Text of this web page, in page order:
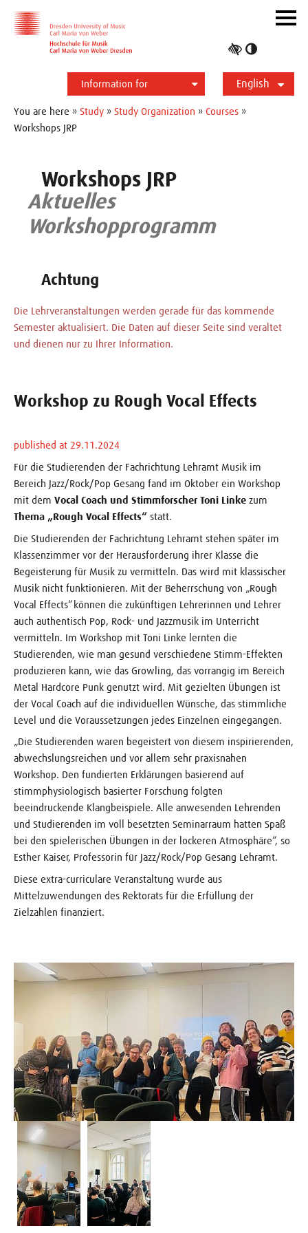
contrast
Information for
Students
Applicants
International
Press
Alumni
English
ein-/
You are here » Study » Study Organization » Courses »
Workshops JRP
Workshops JRP
Aktuelles
Workshopprogramm
Achtung
Die Lehrveranstaltungen werden gerade für das kommende
Semester aktualisiert. Die Daten auf dieser Seite sind veraltet
und dienen nur zu Ihrer Information.
Workshop zu Rough Vocal Effects
published at 29.11.2024
Für die Studierenden der Fachrichtung Lehramt Musik im
Bereich Jazz/Rock/Pop Gesang fand im Oktober ein Workshop
mit dem Vocal Coach und Stimmforscher Toni Linke zum
Thema „Rough Vocal Effects“ statt.
Die Studierenden der Fachrichtung Lehramt stehen später im
Klassenzimmer vor der Herausforderung ihrer Klasse die
Begeisterung für Musik zu vermitteln. Das wird mit klassischer
Musik nicht funktionieren. Mit der Beherrschung von „Rough
Vocal Effects“ können die zukünftigen Lehrerinnen und Lehrer
auch authentisch Pop, Rock- und Jazzmusik im Unterricht
vermitteln. Im Workshop mit Toni Linke lernten die
Studierenden, wie man gesund verschiedene Stimm-Effekten
produzieren kann, wie das Growling, das vorrangig im Bereich
Metal Hardcore Punk genutzt wird. Mit gezielten Übungen ist
der Vocal Coach auf die individuellen Wünsche, das stimmliche
Level und die Voraussetzungen jedes Einzelnen eingegangen.
„Die Studierenden waren begeistert von diesem inspirierenden,
abwechslungsreichen und vor allem sehr praxisnahen
Workshop. Den fundierten Erklärungen basierend auf
stimmphysiologisch basierter Forschung folgten
beeindruckende Klangbeispiele. Alle anwesenden Lehrenden
und Studierenden im voll besetzten Seminarraum hatten Spaß
bei den spielerischen Übungen in der lockeren Atmosphäre“, so
Esther Kaiser, Professorin für Jazz/Rock/Pop Gesang Lehramt.
Diese extra-curriculare Veranstaltung wurde aus
Mittelzuwendungen des Rektorats für die Erfüllung der
Zielzahlen finanziert.